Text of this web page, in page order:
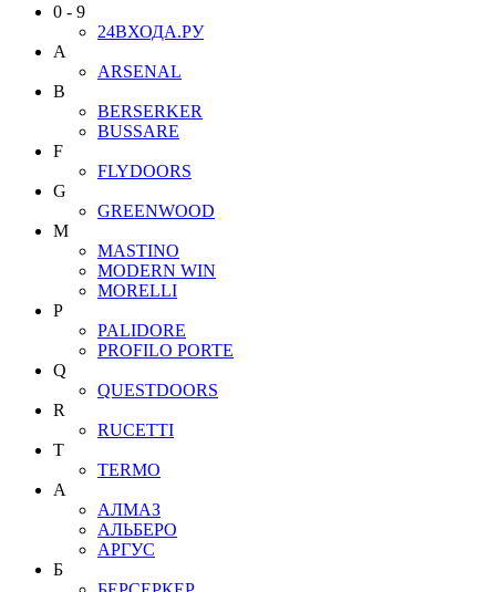
0 - 9
24ВХОДА.РУ
A
ARSENAL
B
BERSERKER
BUSSARE
F
FLYDOORS
G
GREENWOOD
M
MASTINO
MODERN WIN
MORELLI
P
PALIDORE
PROFILO PORTE
Q
QUESTDOORS
R
RUCETTI
T
TERMO
А
АЛМАЗ
АЛЬБЕРО
АРГУС
Б